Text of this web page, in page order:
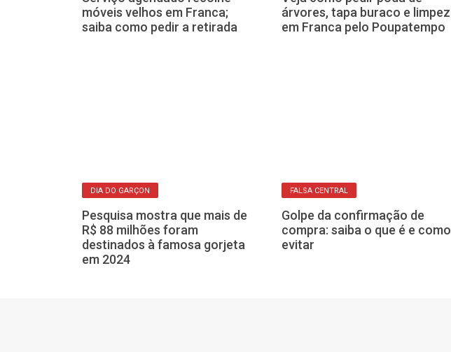
Serviço agendado recolhe
móveis velhos em Franca;
saiba como pedir a retirada
Veja como pedir poda de
árvores, tapa buraco e limpeza
em Franca pelo Poupatempo
Pesquisa mostra que mais de
R$ 88 milhões foram
destinados à famosa gorjeta
Golpe da confirmação de
compra: saiba o que é e como